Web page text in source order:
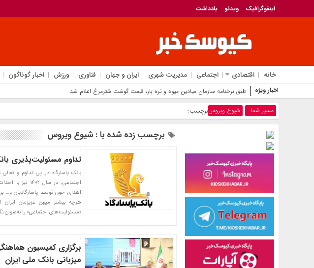
اینفوگرافیک ویدئو یادداشت
خانه اقتصادی اجتماعی مدیریت شهری ایران و جهان فناوری ورزش اخبار گوناگون
اخبار ویژه قیمت آلایش گوساله و گوسفندی
مسیر شما برچسب:شیوع ویروس
برچسب زده شده با : شیوع ویروس
تداوم مسئولیت‌پذیری بانک
بانک پاسارگاد در پی تداوم و
اجتماعی، در
اهدای خون توسط پاسارگادیان و…
هرچه بیشتر میهن عزیزمان ایران
«مسئولیت‌های اجتماعی» را به‌عنوان
برگزاری کمیسیون
میزبانی بانک ملی ایران